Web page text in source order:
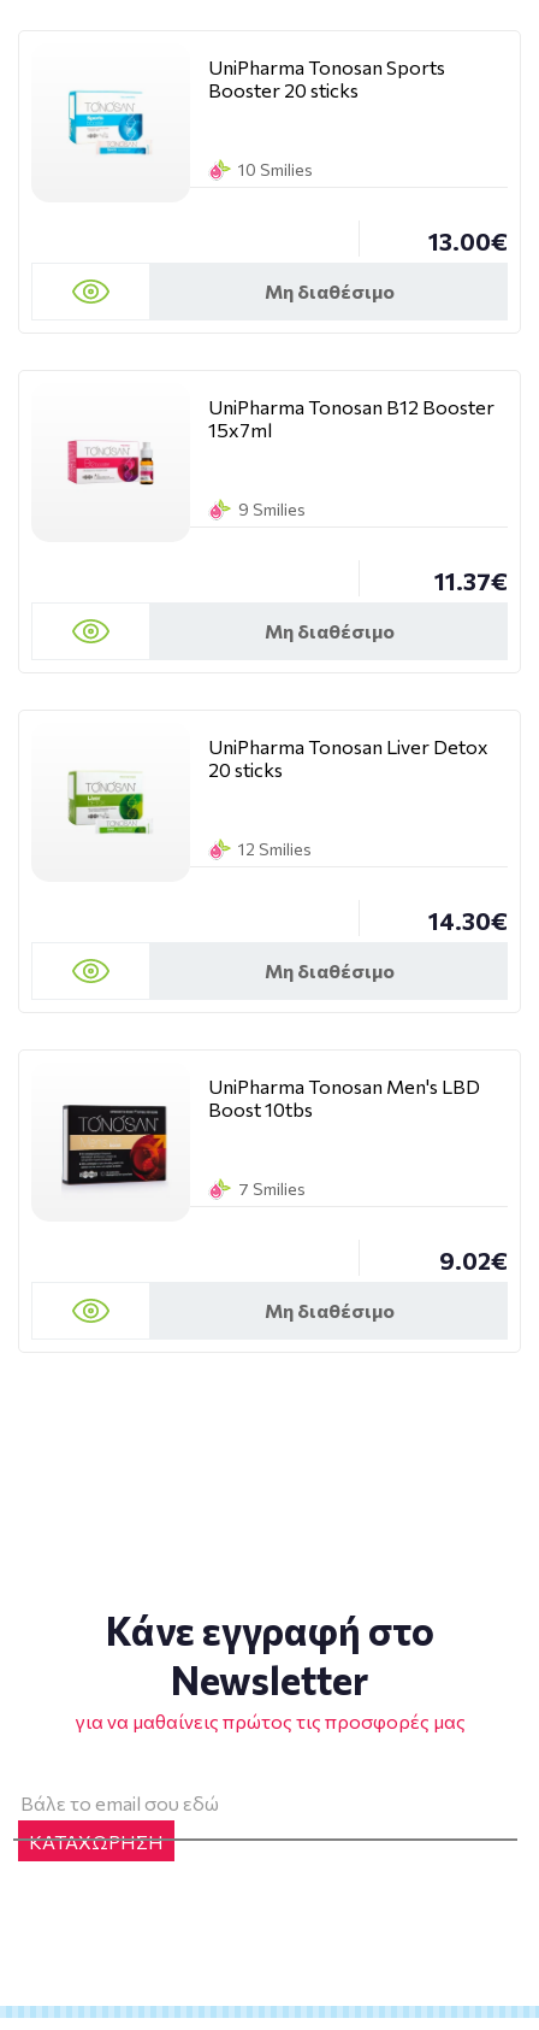
UniPharma Tonosan Sports
Booster 20 sticks
10 Smilies
13.00€
Μη διαθέσιμο
UniPharma Tonosan B12 Booster
15x7ml
9 Smilies
11.37€
Μη διαθέσιμο
UniPharma Tonosan Liver Detox
20 sticks
12 Smilies
14.30€
Μη διαθέσιμο
UniPharma Tonosan Men's LBD
Boost 10tbs
7 Smilies
9.02€
Μη διαθέσιμο
Κάνε εγγραφή στο
Newsletter
για να μαθαίνεις πρώτος τις προσφορές μας
ΚΑΤΑΧΩΡΗΣΗ